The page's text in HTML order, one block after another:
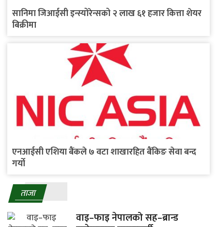
सानिमा जिआईसी इन्स्योरेन्सको २ लाख ६१ हजार कित्ता शेयर
बिक्रीमा
एनआईसी एशिया बैंकले ७ वटा शाखारहित बैंकिङ सेवा बन्द
गर्यो
ताजा
वाइ–फाइ नेपालको सह–ब्रान्ड